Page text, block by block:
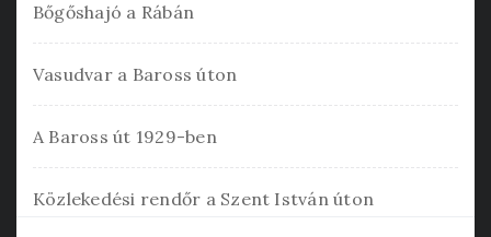
Bőgőshajó a Rábán
Vasudvar a Baross úton
A Baross út 1929-ben
Közlekedési rendőr a Szent István úton